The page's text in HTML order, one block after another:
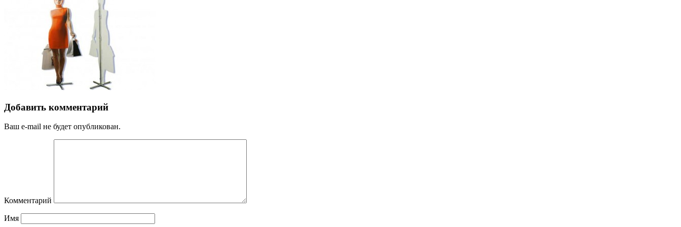
Добавить комментарий
Ваш e-mail не будет опубликован.
Комментарий
Имя